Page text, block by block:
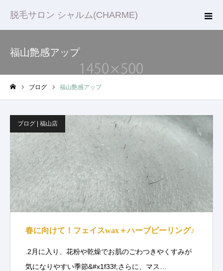
脱毛サロン シャルム(CHARME)
福山艶感アップ
ブログ 福山艶感アップ
ブログ | 福山店
春に向けて！フェイスwax＋ハーブピーリング♪
.2月に入り、花粉や乾燥でお肌のごわつきやくすみが
気になりやすい季節&#x1f33f;さらに、マス…